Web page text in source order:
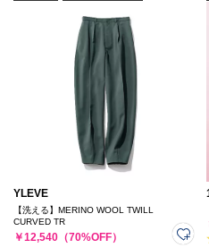
YLEVE
【洗える】MERINO WOOL TWILL
CURVED TR
￥12,540（70%OFF）